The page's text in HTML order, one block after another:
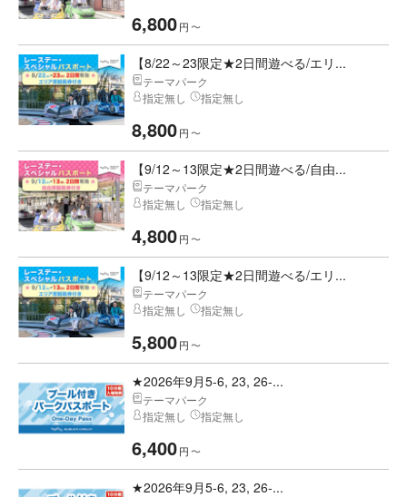
6,800円 〜
【8/22～23限定★2日間遊べる/エリ...
テーマパーク
指定無し
指定無し
8,800円 〜
【9/12～13限定★2日間遊べる/自由...
テーマパーク
指定無し
指定無し
4,800円 〜
【9/12～13限定★2日間遊べる/エリ...
テーマパーク
指定無し
指定無し
5,800円 〜
★2026年9月5-6, 23, 26-...
テーマパーク
指定無し
指定無し
6,400円 〜
★2026年9月5-6, 23, 26-...